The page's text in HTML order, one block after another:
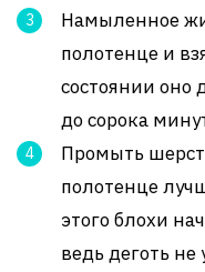
Намыленное
полотенце и
состоянии оно
до сорока
Промыть
полотенце
этого блохи
ведь деготь не